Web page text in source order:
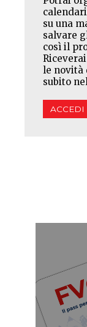
su una
salvare
così il
le novità
subito
ACCEDI